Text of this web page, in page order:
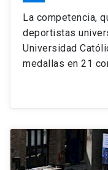
La competencia,
deportistas
Universidad
medallas en 21